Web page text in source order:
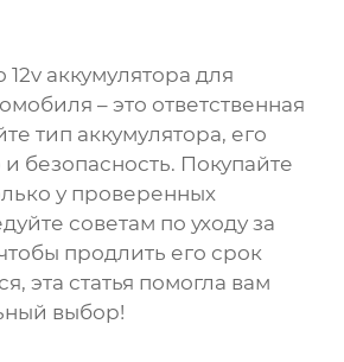
аккумулятора для
– это ответственная
тип аккумулятора, его
безопасность. Покупайте
у проверенных
советам по уходу за
продлить его срок
эта статья помогла вам
выбор!